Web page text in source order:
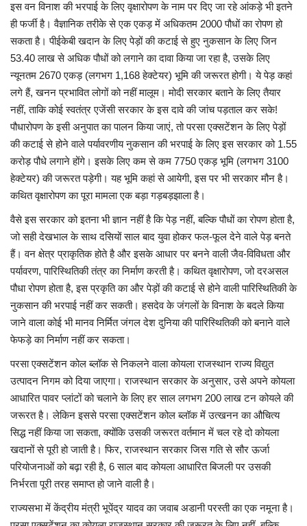
इस वन विनाश की भरपाई के लिए वृक्षारोपण के नाम पर दिए जा रहे आंकड़े भी इतने
ही फर्जी है। वैज्ञानिक तरीके से एक एकड़ में अधिकतम 2000 पौधों का रोपण हो
सकता है। पीईकेबी खदान के लिए पेड़ों की कटाई से हुए नुकसान के लिए जिन
53.40 लाख से अधिक पौधों को लगाने का दावा किया जा रहा है, उसके लिए
न्यूनतम 2670 एकड़ (लगभग 1,168 हेक्टेयर) भूमि की जरूरत होगी। ये पेड़ कहां
लगे हैं, खनन प्रभावित लोगों को नहीं मालूम। मोदी सरकार बताने के लिए तैयार
नहीं, ताकि कोई स्वतंत्र एजेंसी सरकार के इस दावे की जांच पड़ताल कर सके!
पौधारोपण के इसी अनुपात का पालन किया जाएं, तो परसा एक्सटेंशन के लिए पेड़ों
की कटाई से होने वाले पर्यावरणीय नुकसान की भरपाई के लिए इस सरकार को 1.55
करोड़ पौधे लगाने होंगे। इसके लिए कम से कम 7750 एकड़ भूमि (लगभग 3100
हेक्टेयर) की जरूरत पड़ेगी। यह भूमि कहां से आयेगी, इस पर भी सरकार मौन है।
कथित वृक्षारोपण का पूरा मामला एक बड़ा गड़बड़झाला है।
वैसे इस सरकार को इतना भी ज्ञान नहीं है कि पेड़ नहीं, बल्कि पौधों का रोपण होता है,
जो सही देखभाल के साथ दसियों साल बाद युवा होकर फल-फूल देने वाले पेड़ बनते
हैं। वन क्षेत्र प्राकृतिक होते है और इसके आधार पर बनने वाली जैव-विविधता और
पर्यावरण, पारिस्थितिकी तंत्र का निर्माण करती है। कथित वृक्षारोपण, जो दरअसल
पौधा रोपण होता है, इस प्रकृति का और पेड़ों की कटाई से होने वाली पारिस्थितिकी के
नुकसान की भरपाई नहीं कर सकती। हसदेव के जंगलों के विनाश के बदले किया
जाने वाला कोई भी मानव निर्मित जंगल देश दुनिया की पारिस्थितिकी को बनाने वाले
फेफड़े का निर्माण नहीं कर सकता।
परसा एक्सटेंशन कोल ब्लॉक से निकलने वाला कोयला राजस्थान राज्य विद्युत
उत्पादन निगम को दिया जाएगा। राजस्थान सरकार के अनुसार, उसे अपने कोयला
आधारित पावर प्लांटों को चलाने के लिए हर साल लगभग 200 लाख टन कोयले की
जरूरत है। लेकिन इससे परसा एक्सटेंशन कोल ब्लॉक में उत्खनन का औचित्य
सिद्ध नहीं किया जा सकता, क्योंकि उसकी जरूरत वर्तमान में चल रहे दो कोयला
खदानों से पूरी हो जाती है। फिर, राजस्थान सरकार जिस गति से सौर ऊर्जा
परियोजनाओं को बढ़ा रही है, 6 साल बाद कोयला आधारित बिजली पर उसकी
निर्भरता पूरी तरह समाप्त हो जाने वाली है।
राज्यसभा में केंद्रीय मंत्री भूपेंद्र यादव का जवाब अडानी परस्ती का एक नमूना है।